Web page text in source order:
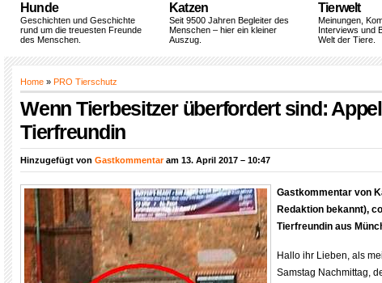
Hunde
Geschichten und Geschichte
rund um die treuesten Freunde
des Menschen.
Katzen
Seit 9500 Jahren Begleiter des
Menschen – hier ein kleiner
Auszug.
Tierwelt
Meinungen,
Interviews und
Welt der Tiere.
Home » PRO Tierschutz
Wenn Tierbesitzer überfordert sind:
Tierfreundin
Hinzugefügt von Gastkommentaram 13. April 2017 – 10:47
Gastkommentar von
Redaktion bekannt),
Tierfreundin aus
Hallo ihr Lieben, als
Samstag Nachmittag,